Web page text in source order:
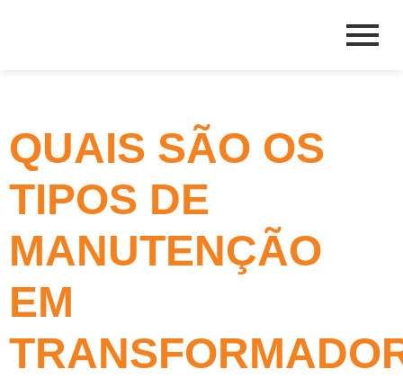
QUAIS SÃO OS
TIPOS DE
MANUTENÇÃO
EM